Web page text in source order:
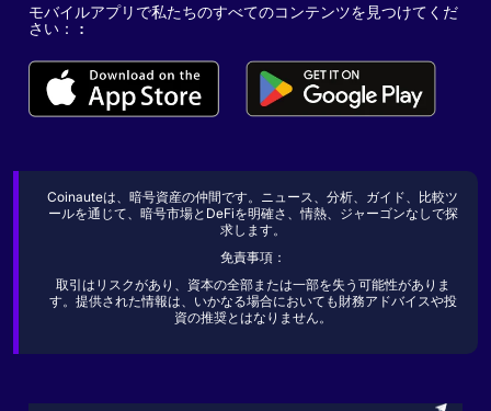
モバイルアプリで私たちのすべてのコンテンツを見つけてくだ
さい： :
Coinauteは、暗号資産の仲間です。ニュース、分析、ガイド、比較ツ
ールを通じて、暗号市場とDeFiを明確さ、情熱、ジャーゴンなしで探
求します。
免責事項：
取引はリスクがあり、資本の全部または一部を失う可能性がありま
す。提供された情報は、いかなる場合においても財務アドバイスや投
資の推奨とはなりません。